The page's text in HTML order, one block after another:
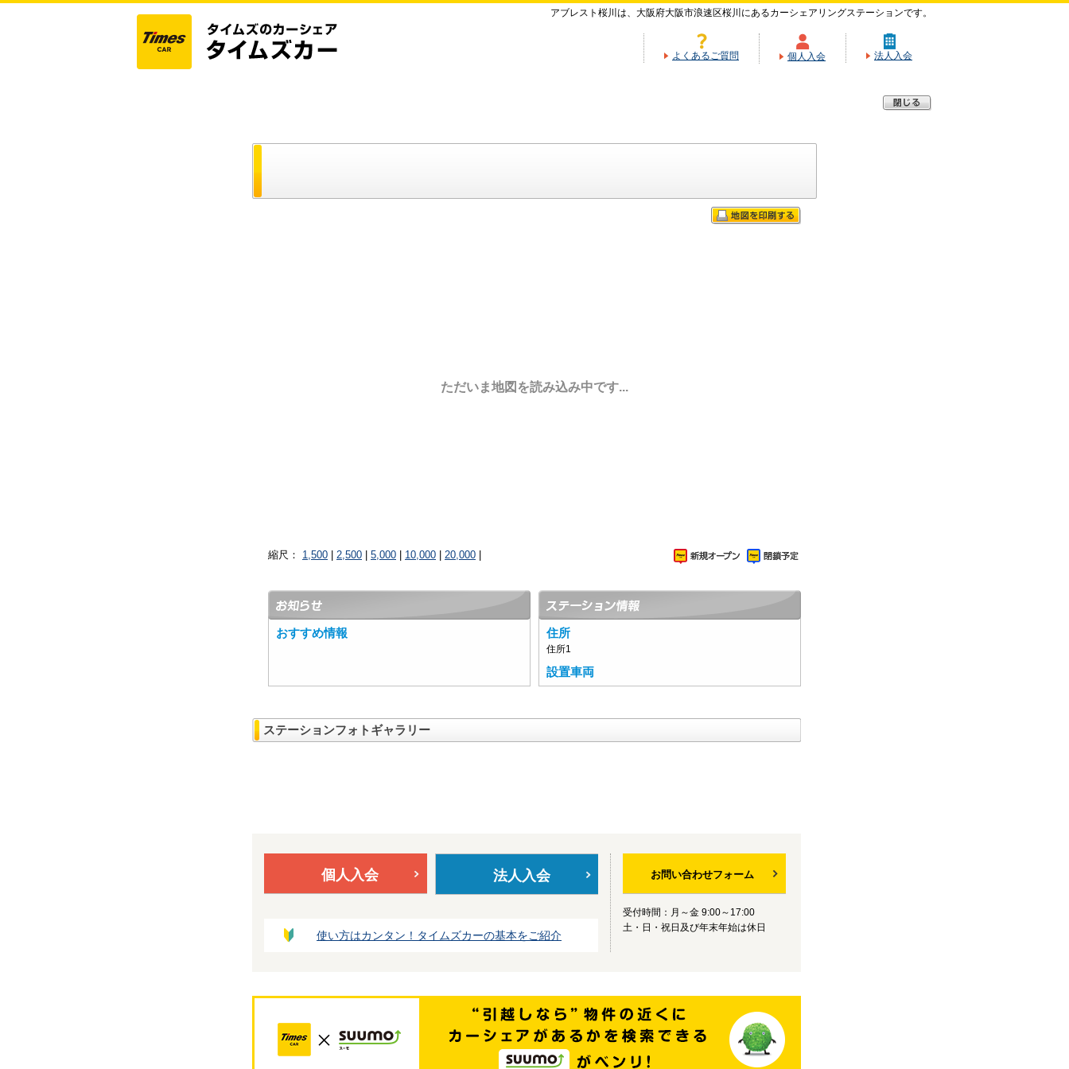
アブレスト桜川は、大阪府大阪市浪速区桜川にあるカーシェアリングステーションです。
よくあるご質問 個人入会 法人入会
ただいま地図を読み込み中です...
縮尺： 1,500 2,500 5,000 10,000 20,000
おすすめ情報 住所
住所1
設置車両
ステーションフォトギャラリー
個人入会 法人入会
使い方はカンタン！タイムズカーの基本をご紹介
お問い合わせフォーム
受付時間：月～金 9:00～17:00
土・日・祝日及び年末年始は休日